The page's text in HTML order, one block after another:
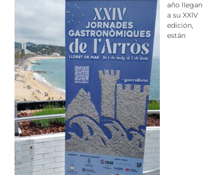
año llegan
a su XXIV
edición,
están